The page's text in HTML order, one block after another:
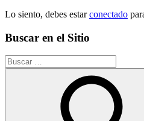
Lo siento, debes estarconectado
Buscar en el Sitio
Buscar: